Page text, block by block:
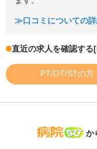
≫口コミについての詳
直近の求人を確認する
PT/OT/STの方
病
か